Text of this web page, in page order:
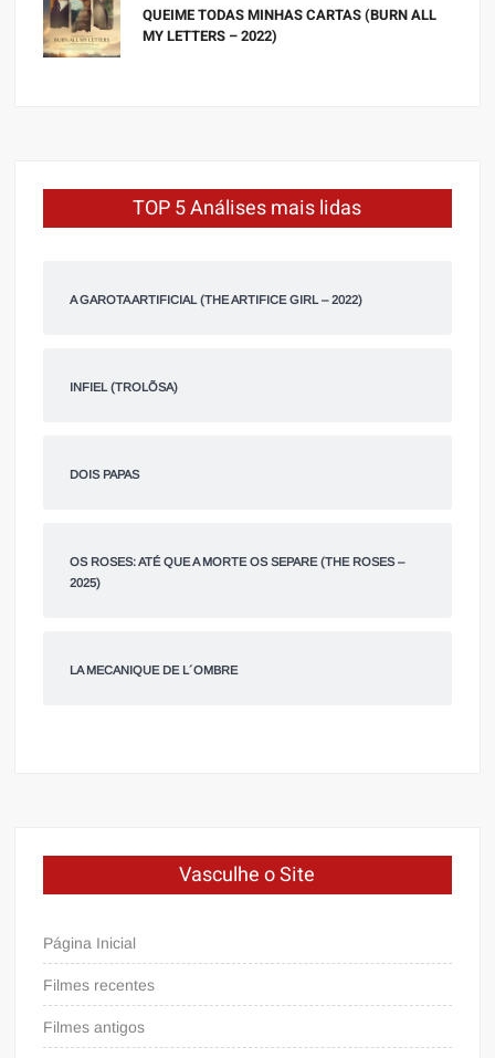
QUEIME TODAS MINHAS CARTAS (BURN ALL
MY LETTERS – 2022)
TOP 5 Análises mais lidas
A GAROTA ARTIFICIAL (THE ARTIFICE GIRL – 2022)
INFIEL (TROLÕSA)
DOIS PAPAS
OS ROSES: ATÉ QUE A MORTE OS SEPARE (THE ROSES –
2025)
LA MECANIQUE DE L´OMBRE
Vasculhe o Site
Página Inicial
Filmes recentes
Filmes antigos